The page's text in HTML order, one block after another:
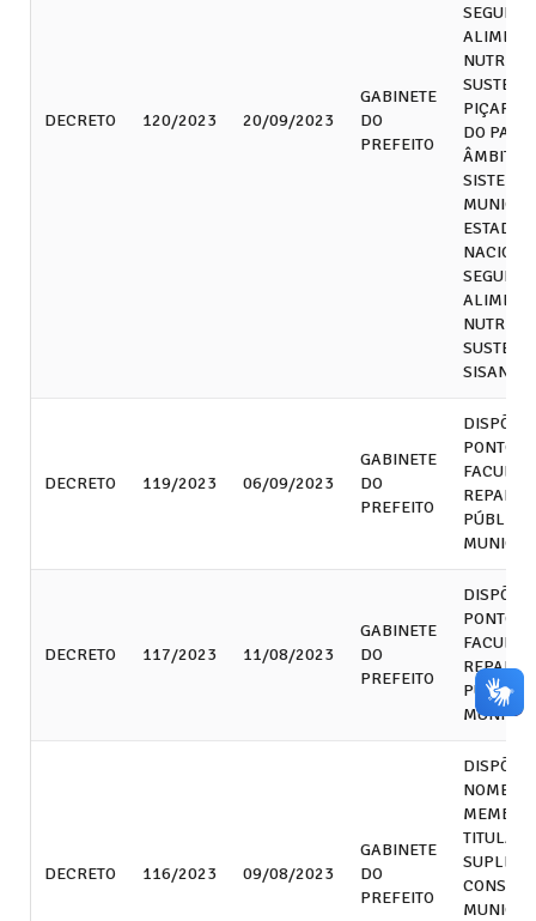
DECRETO 120/2023 20/09/2023
GABINETE
DO
PREFEITO
PIÇARRA
DO PARA
ÂMBITO
SISTEMA
SISAN.
DECRETO 119/2023 06/09/2023
GABINETE
DO
PREFEITO
DISPÕE
PONTO
DECRETO 117/2023 11/08/2023
GABINETE
DO
PREFEITO
DISPÕE
PONTO
DECRETO 116/2023 09/08/2023
GABINETE
DO
PREFEITO
DISPÕE